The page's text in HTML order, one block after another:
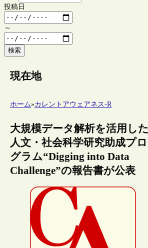
投稿日
～
検索
現在地
ホーム»カレントアウェアネス-R
大規模データ解析を活用した
人文・社会科学研究助成プロ
グラム“Digging into Data
Challenge”の報告書が公表